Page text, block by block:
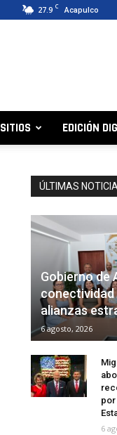
27.9 C Acapulco
SITIOS EDICIÓN
ÚLTIMAS
Gobierno de
alianzas
6 agosto, 2026
por
6